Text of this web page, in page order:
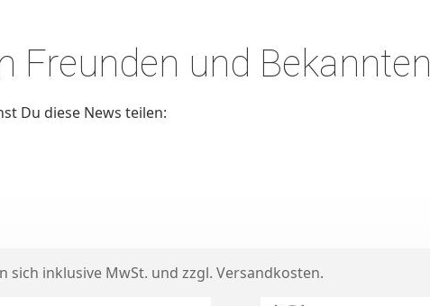
Freunden und Bekannten
Du diese News teilen:
sich inklusive MwSt. und zzgl. Versandkosten.